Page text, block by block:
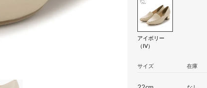
アイボリー
（IV）
サイズ 在庫